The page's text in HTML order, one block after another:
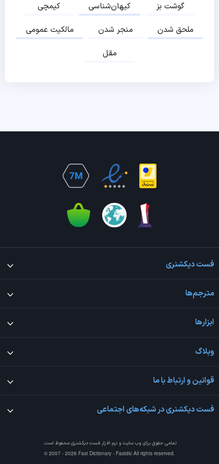
کیمچی
کیهان‌شناسی
گوشت بز
مالکیت عمومی
منجر شدن
ملحق شدن
مقل
فست دیکشنری
مترجم‌ها
ابزارها
وبلاگ
قوانین و ارتباط با ما
فست دیکشنری در شبکه‌های اجتماعی
تمامی حقوق برای وب سایت و نرم افزارفست دیکشنری محفوظ است.
© 2007 - 2026 Fast Dictionary - Fastdic All rights reserved.